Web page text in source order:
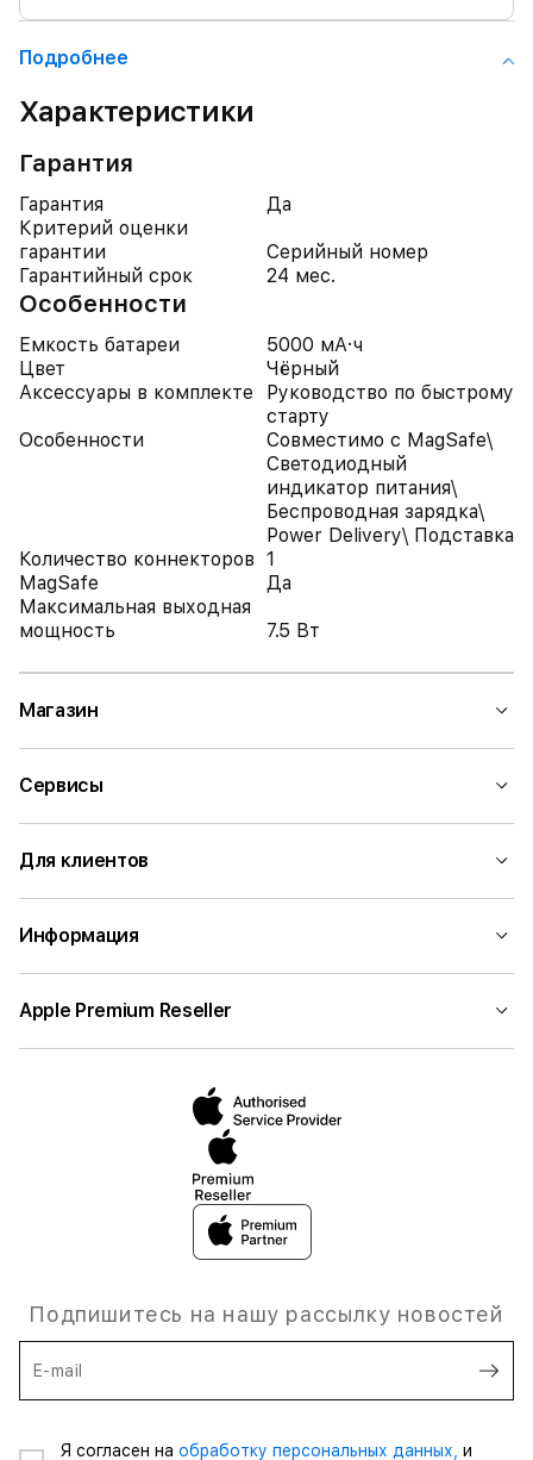
Подробнее
Характеристики
Гарантия
Гарантия
Да
Критерий оценки
гарантии
Серийный номер
Гарантийный срок
24 мес.
Особенности
Емкость батареи
5000 мА·ч
Цвет
Чёрный
Аксессуары в комплекте
Руководство по быстрому
старту
Особенности
Совместимо с MagSafe\
Светодиодный
индикатор питания\
Беспроводная зарядка\
Power Delivery\ Подставка
Количество коннекторов 1
MagSafe
Да
Максимальная выходная
мощность
7.5 Вт
Магазин
Сервисы
Для клиентов
Информация
Apple Premium Reseller
Подпишитесь на нашу рассылку новостей
E-mail
Я согласен на обработку персональных данных, и